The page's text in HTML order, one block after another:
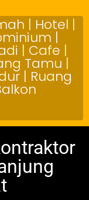
| Hotel |
|
| Cafe |
Tamu |
| Ruang